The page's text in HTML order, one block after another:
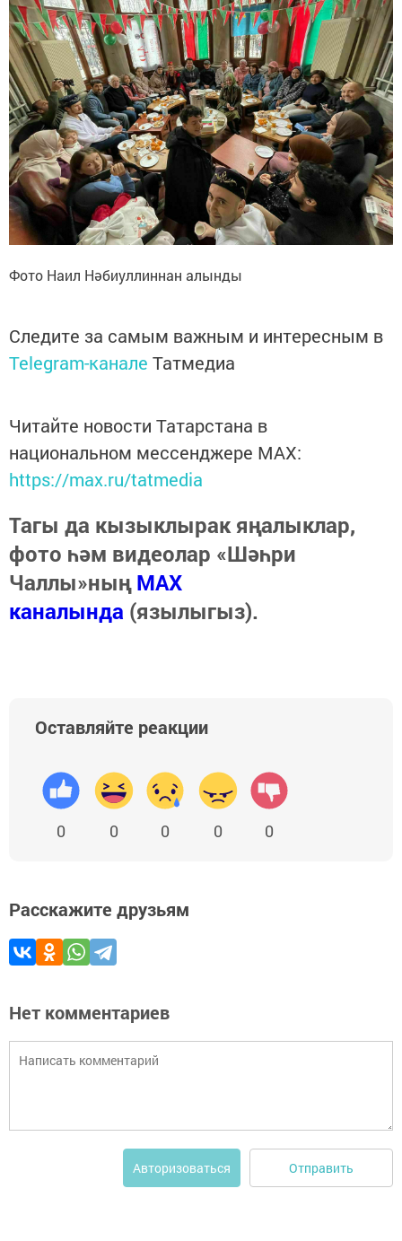
Фото Наил Нәбиуллиннан алынды
Следите за самым важным и интересным в
Telegram-канале Татмедиа
Читайте новости Татарстана в
национальном мессенджере MАХ:
https://max.ru/tatmedia
Тагы да кызыклырак яңалыклар,
фото һәм видеолар «Шәһри
Чаллы»ныңMAX
каналында (язылыгыз).
Оставляйте реакции
0 0 0 0 0
Расскажите друзьям
Нет комментариев
Авторизоваться Отправить